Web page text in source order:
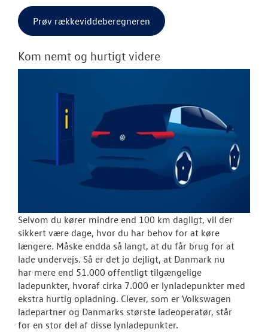
Prøv rækkeviddeberegneren
Kom nemt og hurtigt videre
Selvom du kører mindre end 100 km dagligt, vil der
sikkert være dage, hvor du har behov for at køre
længere. Måske endda så langt, at du får brug for at
lade undervejs. Så er det jo dejligt, at Danmark nu
har mere end 51.000 offentligt tilgængelige
ladepunkter, hvoraf cirka 7.000 er lynladepunkter med
ekstra hurtig opladning. Clever, som er Volkswagen
ladepartner og Danmarks største ladeoperatør, står
for en stor del af disse lynladepunkter.